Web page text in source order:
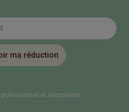
ma réduction
et association